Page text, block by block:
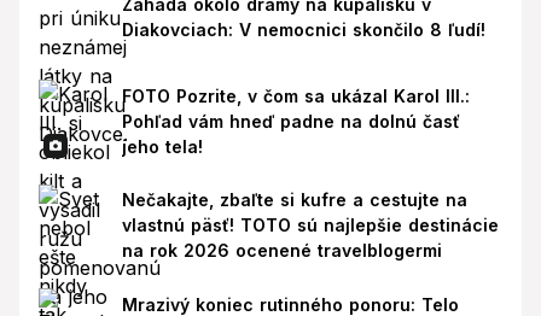
Diakovciach: V nemocnici skončilo 8 ľudí!
FOTO Pozrite, v čom sa ukázal Karol III.:
Pohľad vám hneď padne na dolnú časť
jeho tela!
Nečakajte, zbaľte si kufre a cestujte na
vlastnú päsť! TOTO sú najlepšie destinácie
na rok 2026 ocenené travelblogermi
Mrazivý koniec rutinného ponoru: Telo